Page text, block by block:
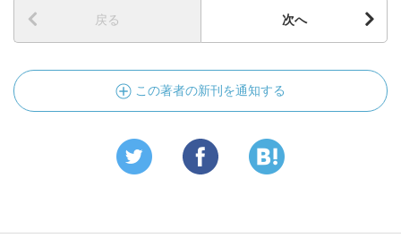
戻る 次へ
この著者の新刊を通知する